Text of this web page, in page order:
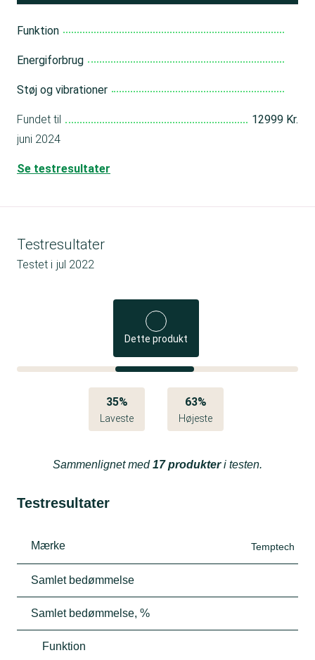
Funktion
Energiforbrug
Støj og vibrationer
Fundet til
12999 Kr.
juni 2024
Se testresultater
Testresultater
Testet i jul 2022
Dette produkt
35%
Laveste
63%
Højeste
Sammenlignet med17 produkteri testen.
Testresultater
Mærke Temptech
Samlet bedømmelse
Samlet bedømmelse, %
Funktion